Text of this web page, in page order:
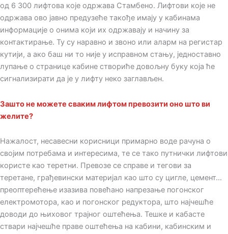
од 6 300 лифтова које одржава Стамбено. Лифтови које не
одржава ово јавно предузеће такође имају у кабинама
информације о онима који их одржавају и начину за
контактирање. Ту су наравно и звоно или аларм на регистар
кутији, а ако баш ни то није у исправном стању, једноставно
лупање о странице кабине створиће довољну буку која ће
сигнализирати да је у лифту неко заглављен.
Зашто не можете сваким лифтом превозити оно што ви
желите?
Нажалост, несавесни корисници примарно воде рачуна о
својим потребама и интересима, те се тако путнички лифтови
користе као теретни. Превозе се справе и тегови за
теретане, грађевински материјал као што су цигле, цемент…
преоптерећење изазива повећано напрезање погонског
електромотора, као и погонског редуктора, што најчешће
доводи до њиховог трајног оштећења. Тешке и кабасте
ствари најчешће праве оштећења на кабини, кабинским и